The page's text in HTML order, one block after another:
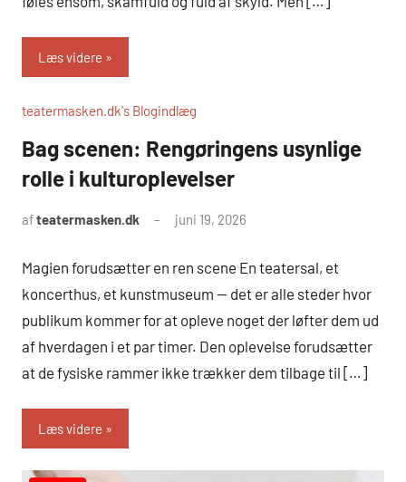
Læs videre
teatermasken.dk's Blogindlæg
Bag scenen: Rengøringens usynlige
rolle i kulturoplevelser
afteatermasken.dk juni 19, 2026
Magien forudsætter en ren scene En teatersal, et
koncerthus, et kunstmuseum — det er alle steder hvor
publikum kommer for at opleve noget der løfter dem ud
af hverdagen i et par timer. Den oplevelse forudsætter
at de fysiske rammer ikke trækker dem tilbage til […]
Læs videre